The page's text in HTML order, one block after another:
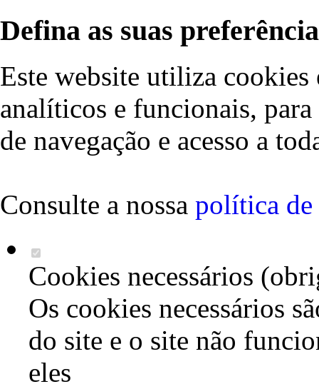
Defina as suas
Este website utiliza cookies
analíticos e funcionais,
de navegação e acesso a
Consulte a nossa política de
Cookies necessários
Os cookies necessários
do site e o site não
eles